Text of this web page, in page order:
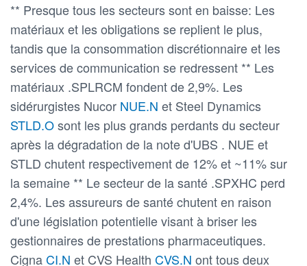
** Presque tous les secteurs sont en baisse: Les
matériaux et les obligations se replient le plus,
tandis que la consommation discrétionnaire et les
services de communication se redressent ** Les
matériaux .SPLRCM fondent de 2,9%. Les
sidérurgistes Nucor NUE.N et Steel Dynamics
STLD.Osont les plus grands perdants du secteur
après la dégradation de la note d'UBS . NUE et
STLD chutent respectivement de 12% et ~11% sur
la semaine ** Le secteur de la santé .SPXHC perd
2,4%. Les assureurs de santé chutent en raison
d'une législation potentielle visant à briser les
gestionnaires de prestations pharmaceutiques.
CignaCI.N et CVS Health CVS.N ont tous deux